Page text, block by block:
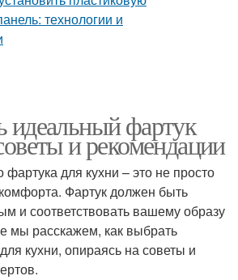
идеальный фартук
и рекомендации
для кухни – это не просто
Фартук должен быть
и соответствовать вашему образу
мы расскажем, как выбрать
кухни, опираясь на советы и